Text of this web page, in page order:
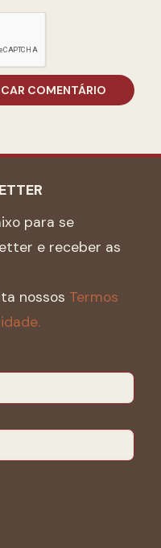
para se
e receber as
nossos Termos